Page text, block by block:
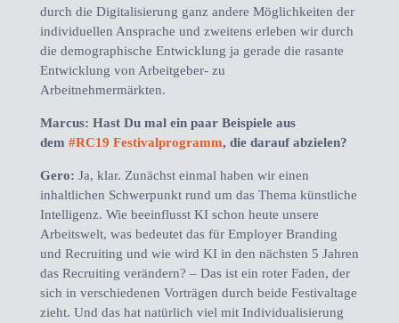
durch die Digitalisierung ganz andere Möglichkeiten der
individuellen Ansprache und zweitens erleben wir durch
die demographische Entwicklung ja gerade die rasante
Entwicklung von Arbeitgeber- zu
Arbeitnehmermärkten.
Marcus: Hast Du mal ein paar Beispiele aus
dem #RC19 Festivalprogramm, die darauf abzielen?
Gero: Ja, klar. Zunächst einmal haben wir einen
inhaltlichen Schwerpunkt rund um das Thema künstliche
Intelligenz. Wie beeinflusst KI schon heute unsere
Arbeitswelt, was bedeutet das für Employer Branding
und Recruiting und wie wird KI in den nächsten 5 Jahren
das Recruiting verändern? – Das ist ein roter Faden, der
sich in verschiedenen Vorträgen durch beide Festivaltage
zieht. Und das hat natürlich viel mit Individualisierung